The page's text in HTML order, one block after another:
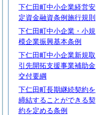
下仁田町中小企業経営安
定資金融資条例施行規則
下仁田町中小企業・小規
模企業振興基本条例
下仁田町中小企業新規取
引先開拓支援事業補助金
交付要綱
下仁田町長期継続契約を
締結することができる契
約を定める条例